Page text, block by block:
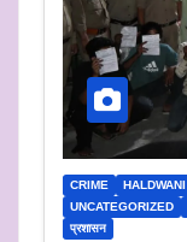
CRIME HALDWANI
UNCATEGORIZED
प्रशासन